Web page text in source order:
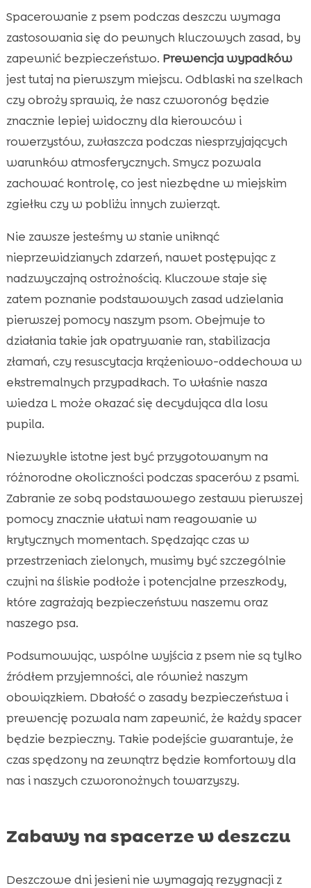
Spacerowanie z psem podczas deszczu wymaga
zastosowania się do pewnych kluczowych zasad, by
zapewnić bezpieczeństwo. Prewencja wypadków
jest tutaj na pierwszym miejscu. Odblaski na szelkach
czy obroży sprawią, że nasz czworonóg będzie
znacznie lepiej widoczny dla kierowców i
rowerzystów, zwłaszcza podczas niesprzyjających
warunków atmosferycznych. Smycz pozwala
zachować kontrolę, co jest niezbędne w miejskim
zgiełku czy w pobliżu innych zwierząt.
Nie zawsze jesteśmy w stanie uniknąć
nieprzewidzianych zdarzeń, nawet postępując z
nadzwyczajną ostrożnością. Kluczowe staje się
zatem poznanie podstawowych zasad udzielania
pierwszej pomocy naszym psom. Obejmuje to
działania takie jak opatrywanie ran, stabilizacja
złamań, czy resuscytacja krążeniowo-oddechowa w
ekstremalnych przypadkach. To właśnie nasza
wiedza L może okazać się decydująca dla losu
pupila.
Niezwykle istotne jest być przygotowanym na
różnorodne okoliczności podczas spacerów z psami.
Zabranie ze sobą podstawowego zestawu pierwszej
pomocy znacznie ułatwi nam reagowanie w
krytycznych momentach. Spędzając czas w
przestrzeniach zielonych, musimy być szczególnie
czujni na śliskie podłoże i potencjalne przeszkody,
które zagrażają bezpieczeństwu naszemu oraz
naszego psa.
Podsumowując, wspólne wyjścia z psem nie są tylko
źródłem przyjemności, ale również naszym
obowiązkiem. Dbałość o zasady bezpieczeństwa i
prewencję pozwala nam zapewnić, że każdy spacer
będzie bezpieczny. Takie podejście gwarantuje, że
czas spędzony na zewnątrz będzie komfortowy dla
nas i naszych czworonożnych towarzyszy.
Zabawy na spacerze w deszczu
Deszczowe dni jesieni nie wymagają rezygnacji z